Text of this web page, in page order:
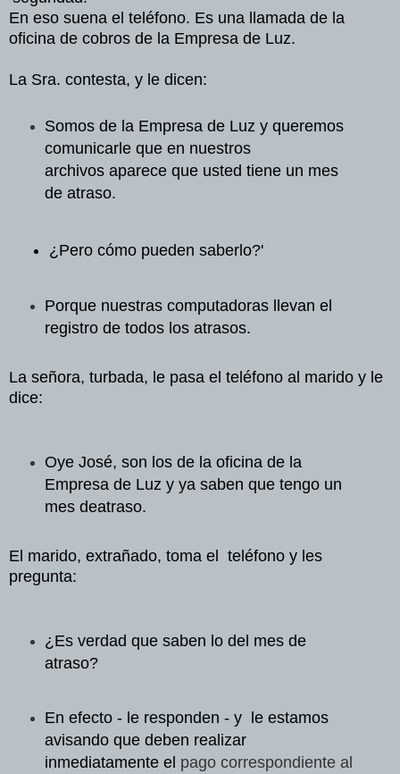
En eso suena el teléfono. Es una llamada de la
oficina de cobros de la Empresa de Luz.
La Sra. contesta, y le dicen:
Somos de la Empresa de Luz y queremos
comunicarle que en nuestros
archivos aparece que usted tiene un mes
de atraso.
¿Pero cómo pueden saberlo?'
Porque nuestras computadoras
llevan el
registro de todos los atrasos.
La señora, turbada, le pasa el teléfono al marido y le
dice:
Oye José, son los de la oficina de la
Empresa de Luz y ya saben que tengo un
mes deatraso.
El marido, extrañado, toma el
teléfono y les
pregunta:
¿Es verdad que saben lo del mes de
atraso?
En efecto - le responden - y le estamos
avisando que deben realizar
inmediatamente el pago correspondiente al